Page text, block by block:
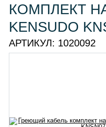
КОМПЛЕКТ
KENSUDO
АРТИКУЛ: 1020092